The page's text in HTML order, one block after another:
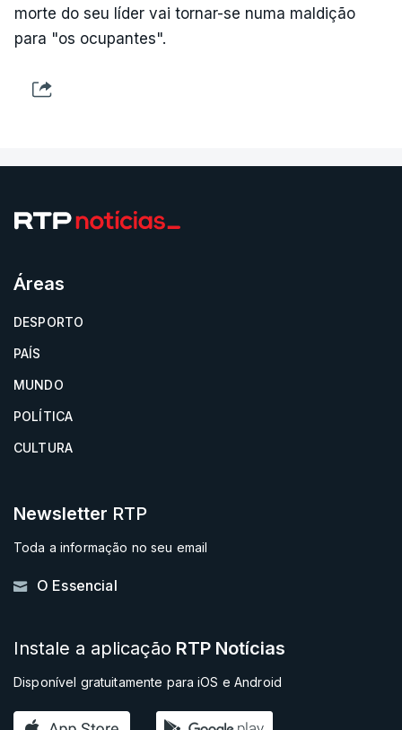
morte do seu líder vai tornar-se numa maldição
para "os ocupantes".
Áreas
DESPORTO
PAÍS
MUNDO
POLÍTICA
CULTURA
Newsletter RTP
Toda a informação no seu email
O Essencial
Instale a aplicação RTP Notícias
Disponível gratuitamente para iOS e Android